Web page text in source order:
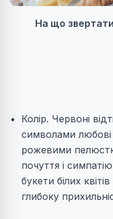
На що звертати
Колір. Червоні
символами любові
рожевими
почуття і
букети білих
глибоку